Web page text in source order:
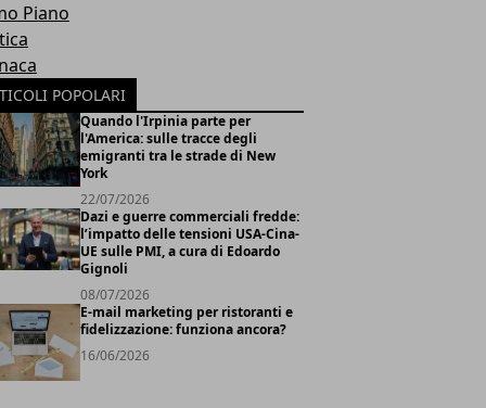
Piano
POPOLARI
Quando l'Irpinia parte per
l'America: sulle tracce degli
emigranti tra le strade di New
York
22/07/2026
Dazi e guerre commerciali fredde:
l’impatto delle tensioni USA-Cina-
UE sulle PMI, a cura di Edoardo
Gignoli
08/07/2026
E-mail marketing per ristoranti e
fidelizzazione: funziona ancora?
16/06/2026